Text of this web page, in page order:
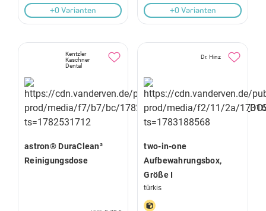
+0 Varianten +0 Varianten
Kentzler
Kaschner
Dental
astron® DuraClean²
Reinigungsdose
Dr. Hinz
two-in-one
Aufbewahrungsbox,
Größe I
türkis